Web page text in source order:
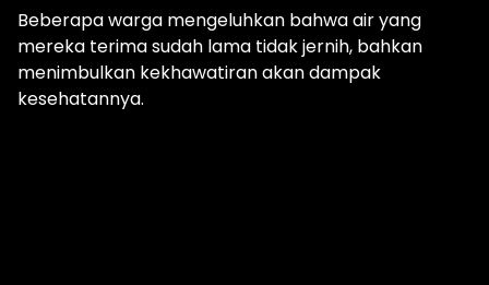
Beberapa warga mengeluhkan bahwa air yang
mereka terima sudah lama tidak jernih, bahkan
menimbulkan kekhawatiran akan dampak
kesehatannya.